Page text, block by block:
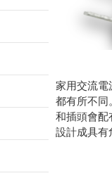
家用交流電
都有所不同
和插頭會配
設計成具有